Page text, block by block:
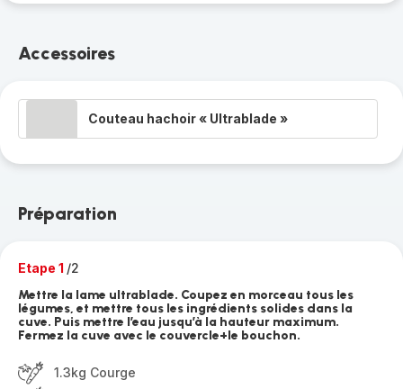
Accessoires
Couteau hachoir « Ultrablade »
Préparation
Etape 1 /2
Mettre la lame ultrablade. Coupez en morceau tous les
légumes, et mettre tous les ingrédients solides dans la
cuve. Puis mettre l’eau jusqu’à la hauteur maximum.
Fermez la cuve avec le couvercle+le bouchon.
1.3kg Courge